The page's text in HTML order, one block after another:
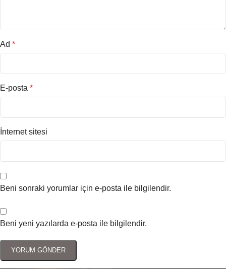
Ad *
E-posta *
İnternet sitesi
Beni sonraki yorumlar için e-posta ile bilgilendir.
Beni yeni yazılarda e-posta ile bilgilendir.